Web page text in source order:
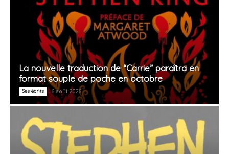
La nouvelle traduction de “Carrie” paraîtra en
format souple de poche en octobre
Ses écrits 6 août 2026